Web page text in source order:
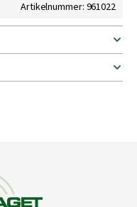
Artikelnummer: 961022